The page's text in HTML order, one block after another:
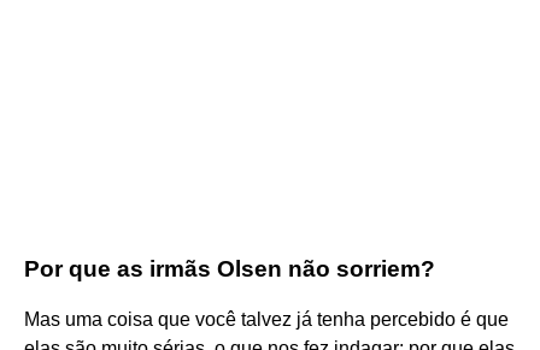
Por que as irmãs Olsen não sorriem?
Mas uma coisa que você talvez já tenha percebido é que